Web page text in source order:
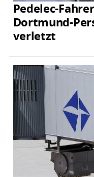
Pedelec-
Dortmund-
verletzt